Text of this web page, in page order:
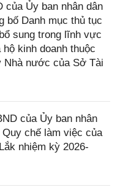
của Ủy ban nhân dân
bố Danh mục thủ tục
sung trong lĩnh vực
kinh doanh thuộc
Nhà nước của Sở Tài
của Ủy ban nhân
chế làm việc của
nhiệm kỳ 2026-